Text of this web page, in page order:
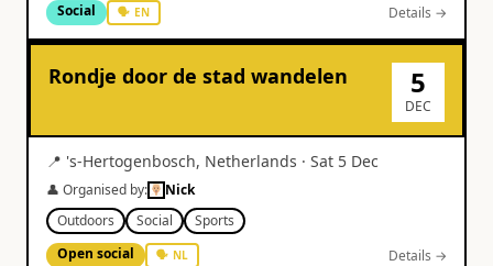
Social
🗣 EN Details →
Rondje door de stad wandelen 5
DEC
📍 's-Hertogenbosch, Netherlands · Sat 5 Dec
👤 Organised by:
Nick
Outdoors
Social
Sports
Open social
🗣 NL Details →